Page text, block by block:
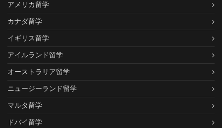
アメリカ留学
カナダ留学
イギリス留学
アイルランド留学
オーストラリア留学
ニュージーランド留学
マルタ留学
ドバイ留学